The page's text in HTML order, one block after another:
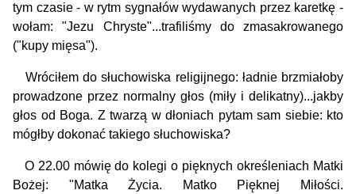
tym czasie - w rytm sygnałów wydawanych przez karetkę -
wołam: "Jezu Chryste"...trafiliśmy do zmasakrowanego
("kupy mięsa").
Wróciłem do słuchowiska religijnego: ładnie brzmiałoby
prowadzone przez normalny głos (miły i delikatny)...jakby
głos od Boga. Z twarzą w dłoniach pytam sam siebie: kto
mógłby dokonać takiego słuchowiska?
O 22.00 mówię do kolegi o pięknych określeniach Matki
Bożej: "Matka Życia. Matko Pięknej Miłości.